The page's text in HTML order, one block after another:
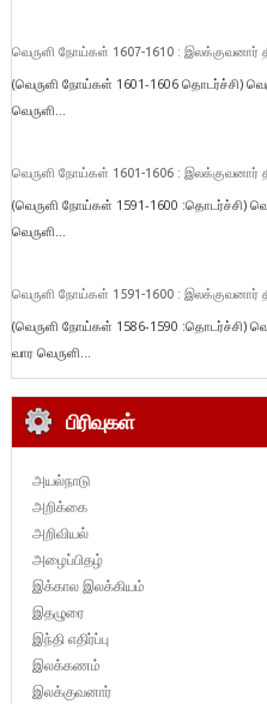
வெருளி நோய்கள் 1607-1610 : இலக்குவனார்
(வெருளி நோய்கள் 1601-1606 தொடர்ச்சி)
வெருளி...
வெருளி நோய்கள் 1601-1606 : இலக்குவனார்
(வெருளி நோய்கள் 1591-1600 :தொடர்ச்சி)
வெருளி...
வெருளி நோய்கள் 1591-1600 : இலக்குவனார்
(வெருளி நோய்கள் 1586-1590 :தொடர்ச்சி)
வார வெருளி...
பிரிவுகள்
அயல்நாடு
அறிக்கை
அறிவியல்
அழைப்பிதழ்
இக்கால இலக்கியம்
இதழுரை
இந்தி எதிர்ப்பு
இலக்கணம்
இலக்குவனார்